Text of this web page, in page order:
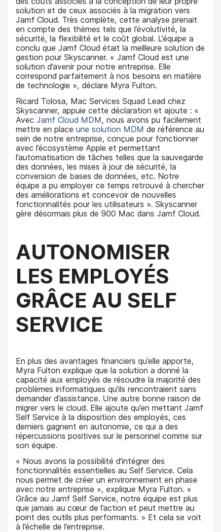
solution et de ceux associés à la migration vers
Jamf Cloud. Très complète, cette analyse prenait
en compte des thèmes tels que l’évolutivité, la
sécurité, la flexibilité et le coût global. L’équipe a
conclu que Jamf Cloud était la meilleure solution de
gestion pour Skyscanner. « Jamf Cloud est une
solution d’avenir pour notre entreprise. Elle
correspond parfaitement à nos besoins en matière
de technologie », déclare Myra Fulton.
Ricard Tolosa, Mac Services Squad Lead chez
Skyscanner, appuie cette déclaration et ajoute : «
AvecJamf Cloud MDM, nous avons pu facilement
mettre en placeune solution MDMde référence au
sein de notre entreprise, conçue pour fonctionner
avec l’écosystème Apple et permettant
l’automatisation de tâches telles que la sauvegarde
des données, les mises à jour de sécurité, la
conversion de bases de données, etc. Notre
équipe a pu employer ce temps retrouvé à chercher
des améliorations et concevoir de nouvelles
fonctionnalités pour les utilisateurs ». Skyscanner
gère désormais plus de 900 Mac dans Jamf Cloud.
AUTONOMISER
LES EMPLOYÉS
GRÂCE AU SELF
SERVICE
En plus des avantages financiers qu’elle apporte,
Myra Fulton explique que la solution a donné la
capacité aux employés de résoudre la majorité des
problèmes informatiques qu’ils rencontraient sans
demander d’assistance. Une autre bonne raison de
migrer vers le cloud. Elle ajoute qu’en mettant Jamf
Self Service à la disposition des employés, ces
derniers gagnent en autonomie, ce qui a des
répercussions positives sur le personnel comme sur
son équipe.
« Nous avons la possibilité d’intégrer des
fonctionnalités essentielles au Self Service. Cela
nous permet de créer un environnement en phase
avec notre entreprise », explique Myra Fulton. «
Grâce au Jamf Self Service, notre équipe est plus
que jamais au cœur de l’action et peut mettre au
point des outils plus performants. » Et cela se voit
à l’échelle de l’entreprise.